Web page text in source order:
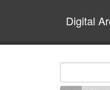
Digital